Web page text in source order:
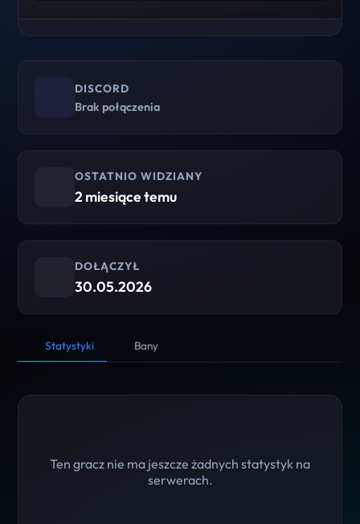
DISCORD
Brak połączenia
OSTATNIO WIDZIANY
2 miesiące temu
DOŁĄCZYŁ
30.05.2026
Statystyki Bany
Ten gracz nie ma jeszcze żadnych statystyk na
serwerach.